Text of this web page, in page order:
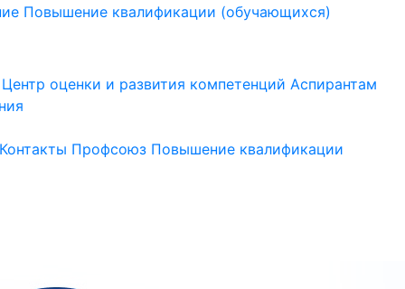
Повышение квалификации (обучающихся)
Центр оценки и развития компетенций Аспирантам
Контакты Профсоюз Повышение квалификации